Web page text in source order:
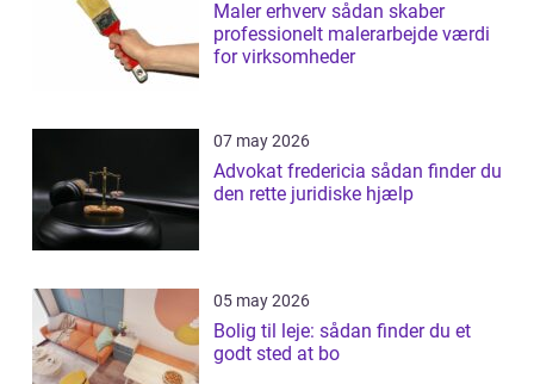
Maler erhverv sådan skaber
professionelt malerarbejde værdi
for virksomheder
07 may 2026
Advokat fredericia sådan finder du
den rette juridiske hjælp
05 may 2026
Bolig til leje: sådan finder du et
godt sted at bo